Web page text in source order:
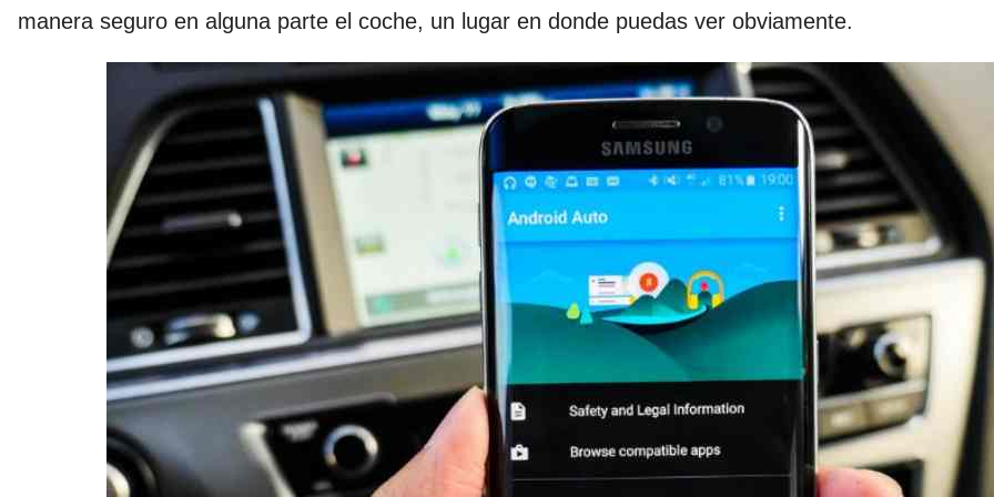
manera seguro en alguna parte el coche, un lugar en donde puedas ver obviamente.